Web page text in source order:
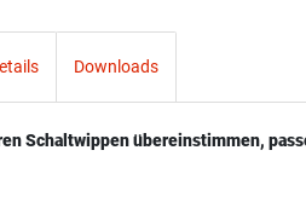
Downloads
Schaltwippen übereinstimmen,